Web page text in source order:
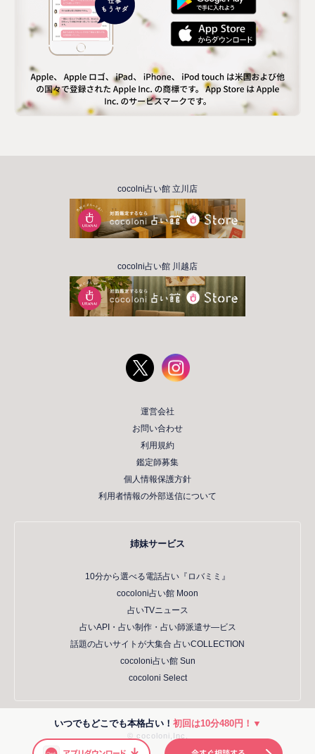
いつでもどこでも本格占い！ 初回は10分480円！▼
cocolni占い館 立川店
cocolni占い館 川越店
運営会社
お問い合わせ
利用規約
鑑定師募集
個人情報保護方針
利用者情報の外部送信について
姉妹サービス
10分から選べる電話占い『ロバミミ』
cocoloni占い館 Moon
占いTVニュース
占いAPI・占い制作・占い師派遣サ―ビス
話題の占いサイトが大集合 占いCOLLECTION
cocoloni占い館 Sun
cocoloni Select
© cocoloni,Inc.